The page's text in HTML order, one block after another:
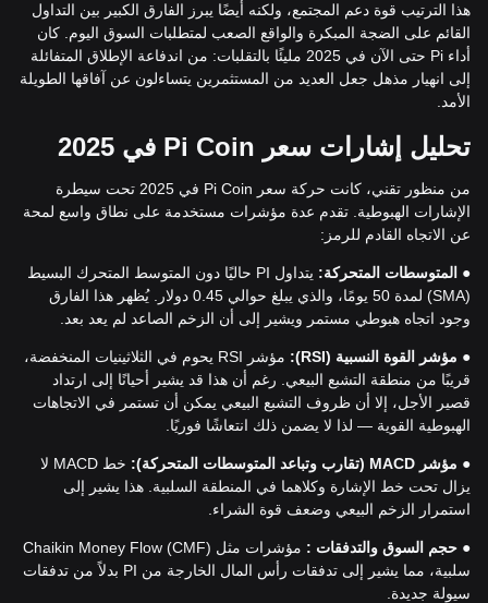
هذا الترتيب قوة دعم المجتمع، ولكنه أيضًا يبرز الفارق الكبير بين التداول
القائم على الضجة المبكرة والواقع الصعب لمتطلبات السوق اليوم. كان
أداء Pi حتى الآن في 2025 مليئًا بالتقلبات: من اندفاعة الإطلاق المتفائلة
إلى انهيار مذهل جعل العديد من المستثمرين يتساءلون عن آفاقها الطويلة
الأمد.
تحليل إشارات سعر Pi Coin في 2025
من منظور تقني، كانت حركة سعر Pi Coin في 2025 تحت سيطرة
الإشارات الهبوطية. تقدم عدة مؤشرات مستخدمة على نطاق واسع لمحة
عن الاتجاه القادم للرمز:
● المتوسطات المتحركة:
يتداول PI حاليًا دون المتوسط المتحرك البسيط
(SMA) لمدة 50 يومًا، والذي يبلغ حوالي 0.45 دولار. يُظهر هذا الفارق
وجود اتجاه هبوطي مستمر ويشير إلى أن الزخم الصاعد لم يعد بعد.
● مؤشر القوة النسبية (RSI):
مؤشر RSI يحوم في الثلاثينيات المنخفضة،
قريبًا من منطقة التشبع البيعي. رغم أن هذا قد يشير أحيانًا إلى ارتداد
قصير الأجل، إلا أن ظروف التشبع البيعي يمكن أن تستمر في الاتجاهات
الهبوطية القوية — لذا لا يضمن ذلك انتعاشًا فوريًا.
● مؤشر MACD (تقارب وتباعد المتوسطات المتحركة):
خط MACD لا
يزال تحت خط الإشارة وكلاهما في المنطقة السلبية. هذا يشير إلى
استمرار الزخم البيعي وضعف قوة الشراء.
● حجم السوق والتدفقات :
مؤشرات مثل Chaikin Money Flow (CMF)
سلبية، مما يشير إلى تدفقات رأس المال الخارجة من PI بدلاً من تدفقات
سيولة جديدة.